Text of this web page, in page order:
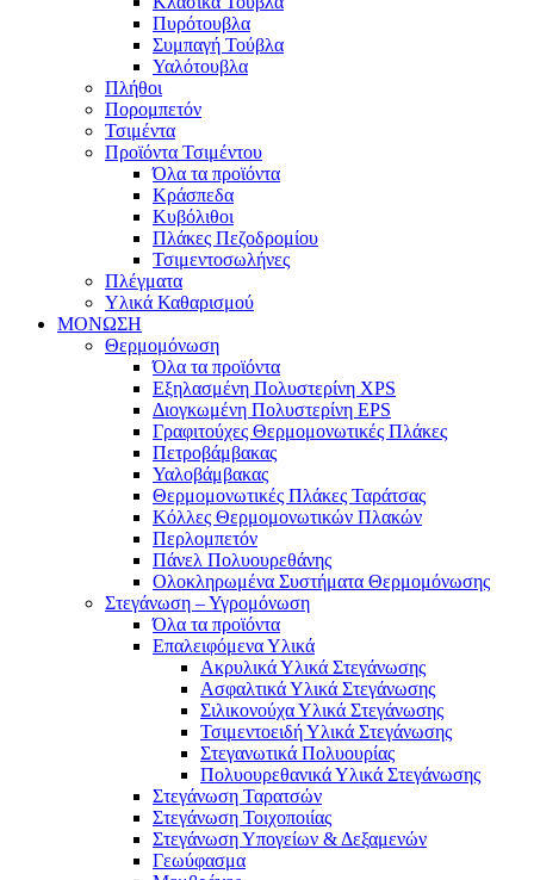
Πυρότουβλα
Συμπαγή Τούβλα
Υαλότουβλα
Πλήθοι
Πορομπετόν
Τσιμέντα
Προϊόντα Τσιμέντου
Όλα τα προϊόντα
Κράσπεδα
Κυβόλιθοι
Πλάκες Πεζοδρομίου
Τσιμεντοσωλήνες
Πλέγματα
Υλικά Καθαρισμού
ΜΟΝΩΣΗ
Θερμομόνωση
Όλα τα προϊόντα
Εξηλασμένη Πολυστερίνη XPS
Διογκωμένη Πολυστερίνη EPS
Γραφιτούχες Θερμομονωτικές Πλάκες
Πετροβάμβακας
Υαλοβάμβακας
Θερμομονωτικές Πλάκες Ταράτσας
Κόλλες Θερμομονωτικών Πλακών
Περλομπετόν
Πάνελ Πολυουρεθάνης
Ολοκληρωμένα Συστήματα Θερμομόνωσης
Στεγάνωση – Υγρομόνωση
Όλα τα προϊόντα
Επαλειφόμενα Υλικά
Ακρυλικά Υλικά Στεγάνωσης
Ασφαλτικά Υλικά Στεγάνωσης
Σιλικονούχα Υλικά Στεγάνωσης
Τσιμεντοειδή Υλικά Στεγάνωσης
Στεγανωτικά Πολυουρίας
Πολυουρεθανικά Υλικά Στεγάνωσης
Στεγάνωση Ταρατσών
Στεγάνωση Τοιχοποιίας
Στεγάνωση Υπογείων & Δεξαμενών
Γεωύφασμα